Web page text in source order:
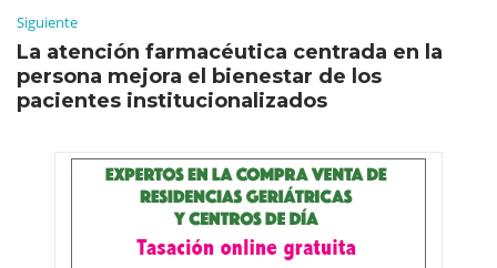
Siguiente
La atención farmacéutica centrada en la
persona mejora el bienestar de los
pacientes institucionalizados